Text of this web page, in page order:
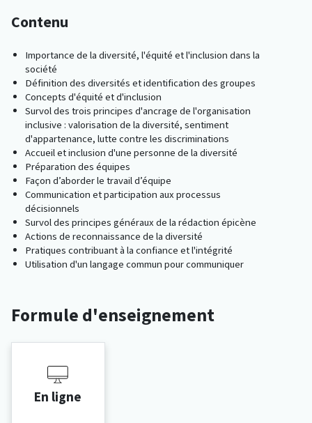
Contenu
Importance de la diversité, l'équité et l'inclusion dans la
société
Définition des diversités et identification des groupes
Concepts d'équité et d'inclusion
Survol des trois principes d'ancrage de l'organisation
inclusive : valorisation de la diversité, sentiment
d'appartenance, lutte contre les discriminations
Accueil et inclusion d'une personne de la diversité
Préparation des équipes
Façon d’aborder le travail d’équipe
Communication et participation aux processus
décisionnels
Survol des principes généraux de la rédaction épicène
Actions de reconnaissance de la diversité
Pratiques contribuant à la confiance et l'intégrité
Utilisation d'un langage commun pour communiquer
Formule d'enseignement
En ligne